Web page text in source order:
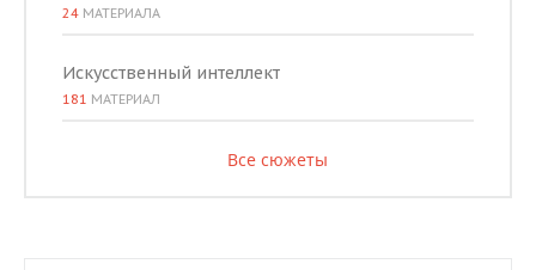
24 МАТЕРИАЛА
Искусственный интеллект
181 МАТЕРИАЛ
Все сюжеты